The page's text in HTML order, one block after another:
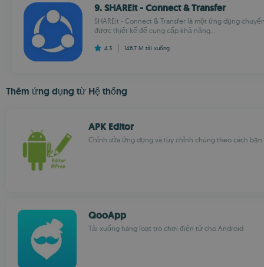
9. SHAREit - Connect & Transfer
SHAREit - Connect & Transfer là một ứng dụng
được thiết kế để cung cấp khả năng...
4.3 146.7 M tải xuống
Thêm ứng dụng từ Hệ thống
APK Editor
Chỉnh sửa ứng dụng và tùy chỉnh chúng theo cách bạn
QooApp
Tải xuống hàng loạt trò chơi điện tử cho Android